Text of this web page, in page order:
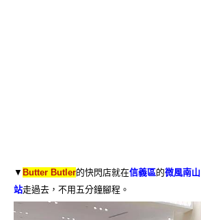
▼ Butter Butler的快閃店就在信義區的微風南山
站走過去，不用五分鐘腳程。